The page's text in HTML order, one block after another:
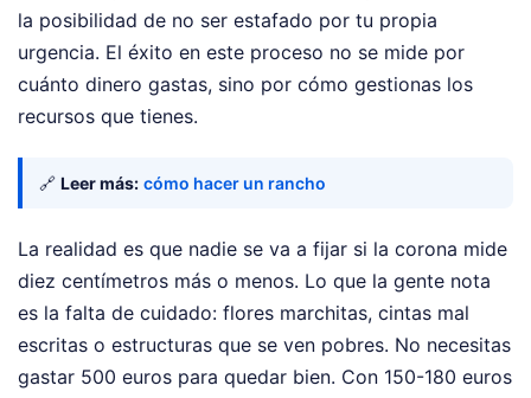
la posibilidad de no ser estafado por tu propia
urgencia. El éxito en este proceso no se mide por
cuánto dinero gastas, sino por cómo gestionas los
recursos que tienes.
🔗 Leer más: cómo hacer un rancho
La realidad es que nadie se va a fijar si la corona mide
diez centímetros más o menos. Lo que la gente nota
es la falta de cuidado: flores marchitas, cintas mal
escritas o estructuras que se ven pobres. No necesitas
gastar 500 euros para quedar bien. Con 150-180 euros